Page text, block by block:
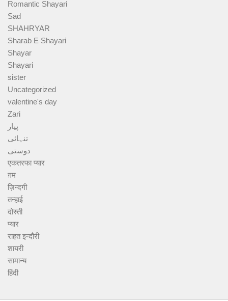
Romantic Shayari
Sad
SHAHRYAR
Sharab E Shayari
Shayar
Shayari
sister
Uncategorized
valentine's day
Zari
پیار
تنہائی
دوستی
एकतरफा प्यार
ग़म
ज़िन्दगी
तन्हाई
दोस्ती
प्यार
राहत इन्दौरी
शायरी
सामान्य
हिंदी